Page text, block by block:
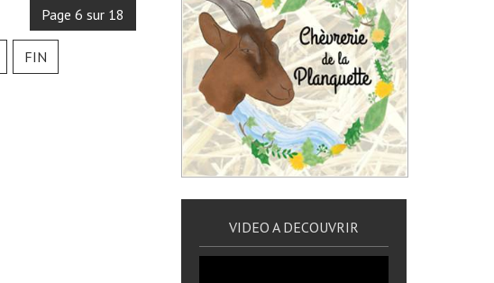
Page 6 sur 18
FIN
VIDEO A DECOUVRIR